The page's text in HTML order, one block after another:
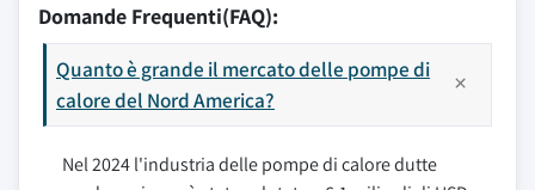
Domande Frequenti(FAQ):
Quanto è grande il mercato delle pompe di
calore del Nord America?
Nel 2024 l'industria delle pompe di calore dutte